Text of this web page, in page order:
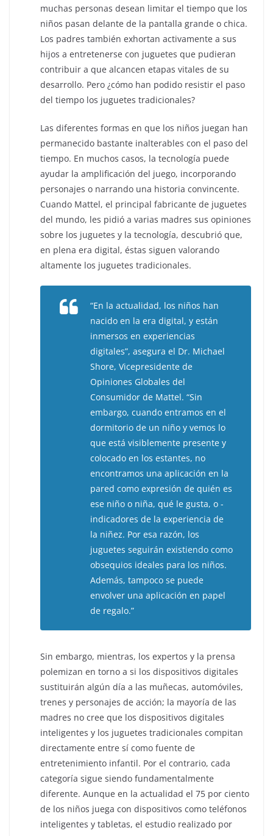
muchas personas desean limitar el tiempo que los
niños pasan delante de la pantalla grande o chica.
Los padres también exhortan activamente a sus
hijos a entretenerse con juguetes que pudieran
contribuir a que alcancen etapas vitales de su
desarrollo. Pero ¿cómo han podido resistir el paso
del tiempo los juguetes tradicionales?
Las diferentes formas en que los niños juegan han
permanecido bastante inalterables con el paso del
tiempo. En muchos casos, la tecnología puede
ayudar la amplificación del juego, incorporando
personajes o narrando una historia convincente.
Cuando Mattel, el principal fabricante de juguetes
del mundo, les pidió a varias madres sus opiniones
sobre los juguetes y la tecnología, descubrió que,
en plena era digital, éstas siguen valorando
altamente los juguetes tradicionales.
“En la actualidad, los niños han
nacido en la era digital, y están
inmersos en experiencias
digitales”, asegura el Dr. Michael
Shore, Vicepresidente de
Opiniones Globales del
Consumidor de Mattel. “Sin
embargo, cuando entramos en el
dormitorio de un niño y vemos lo
que está visiblemente presente y
colocado en los estantes, no
encontramos una aplicación en la
pared como expresión de quién es
ese niño o niña, qué le gusta, o -
indicadores de la experiencia de
la niñez. Por esa razón, los
juguetes seguirán existiendo como
obsequios ideales para los niños.
Además, tampoco se puede
envolver una aplicación en papel
de regalo.”
Sin embargo, mientras, los expertos y la prensa
polemizan en torno a si los dispositivos digitales
sustituirán algún día a las muñecas, automóviles,
trenes y personajes de acción; la mayoría de las
madres no cree que los dispositivos digitales
inteligentes y los juguetes tradicionales compitan
directamente entre sí como fuente de
entretenimiento infantil. Por el contrario, cada
categoría sigue siendo fundamentalmente
diferente. Aunque en la actualidad el 75 por ciento
de los niños juega con dispositivos como teléfonos
inteligentes y tabletas, el estudio realizado por